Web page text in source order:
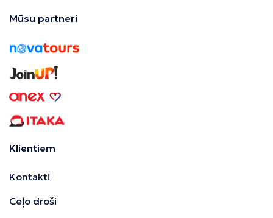
Mūsu partneri
Klientiem
Kontakti
Ceļo droši